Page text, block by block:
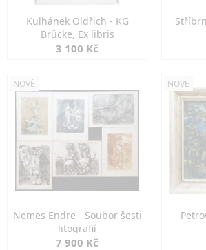
Kulhánek Oldřich - KG
Brücke, Ex libris
3 100 Kč
NOVÉ
Nemes Endre - Soubor šesti
litografií
7 900 Kč
NOVÉ